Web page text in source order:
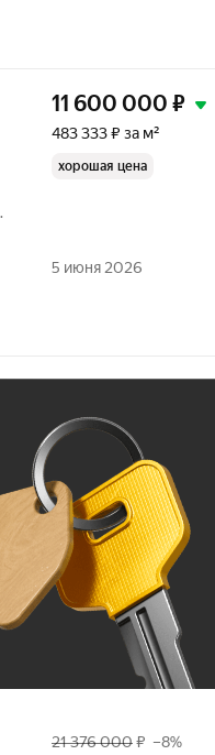
11 600 000 ₽
483 333 ₽ за м²
хорошая цена
5 июня 2026
21 376 000₽ –8%